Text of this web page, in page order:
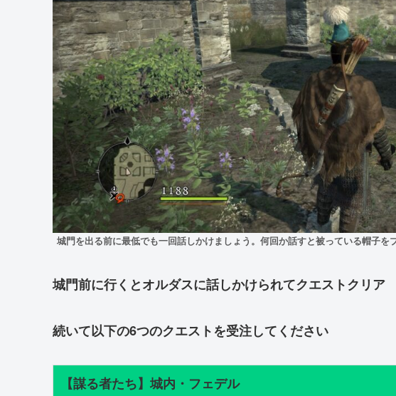
城門を出る前に最低でも一回話しかけましょう 。何回か話すと被っている帽子を
城門前に行くとオルダスに話しかけられてクエストクリア
続いて以下の6つのクエストを受注してください
【謀る者たち】城内・フェデル